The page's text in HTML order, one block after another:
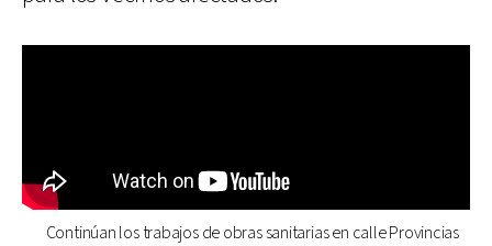
Continúan los trabajos de obras sanitarias en calle Provincias